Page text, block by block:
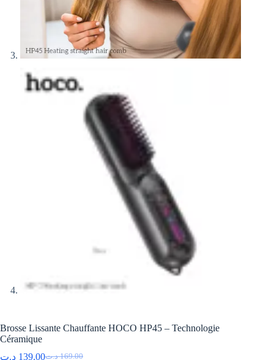
Brosse Lissante Chauffante HOCO HP45 – Technologie
Céramique
169.00 د.ت139.00 د.ت